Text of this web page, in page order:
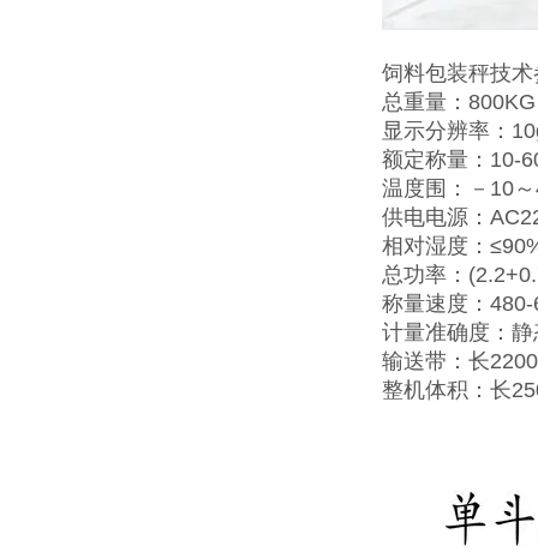
饲料包装秤技
总重量：800KG
显示分辨率：
额定称量：10-
温度围：－10
供电电源：
相对湿度：
总功率：
称量速度：
计量准确度：
输送带：长
整机体积：长